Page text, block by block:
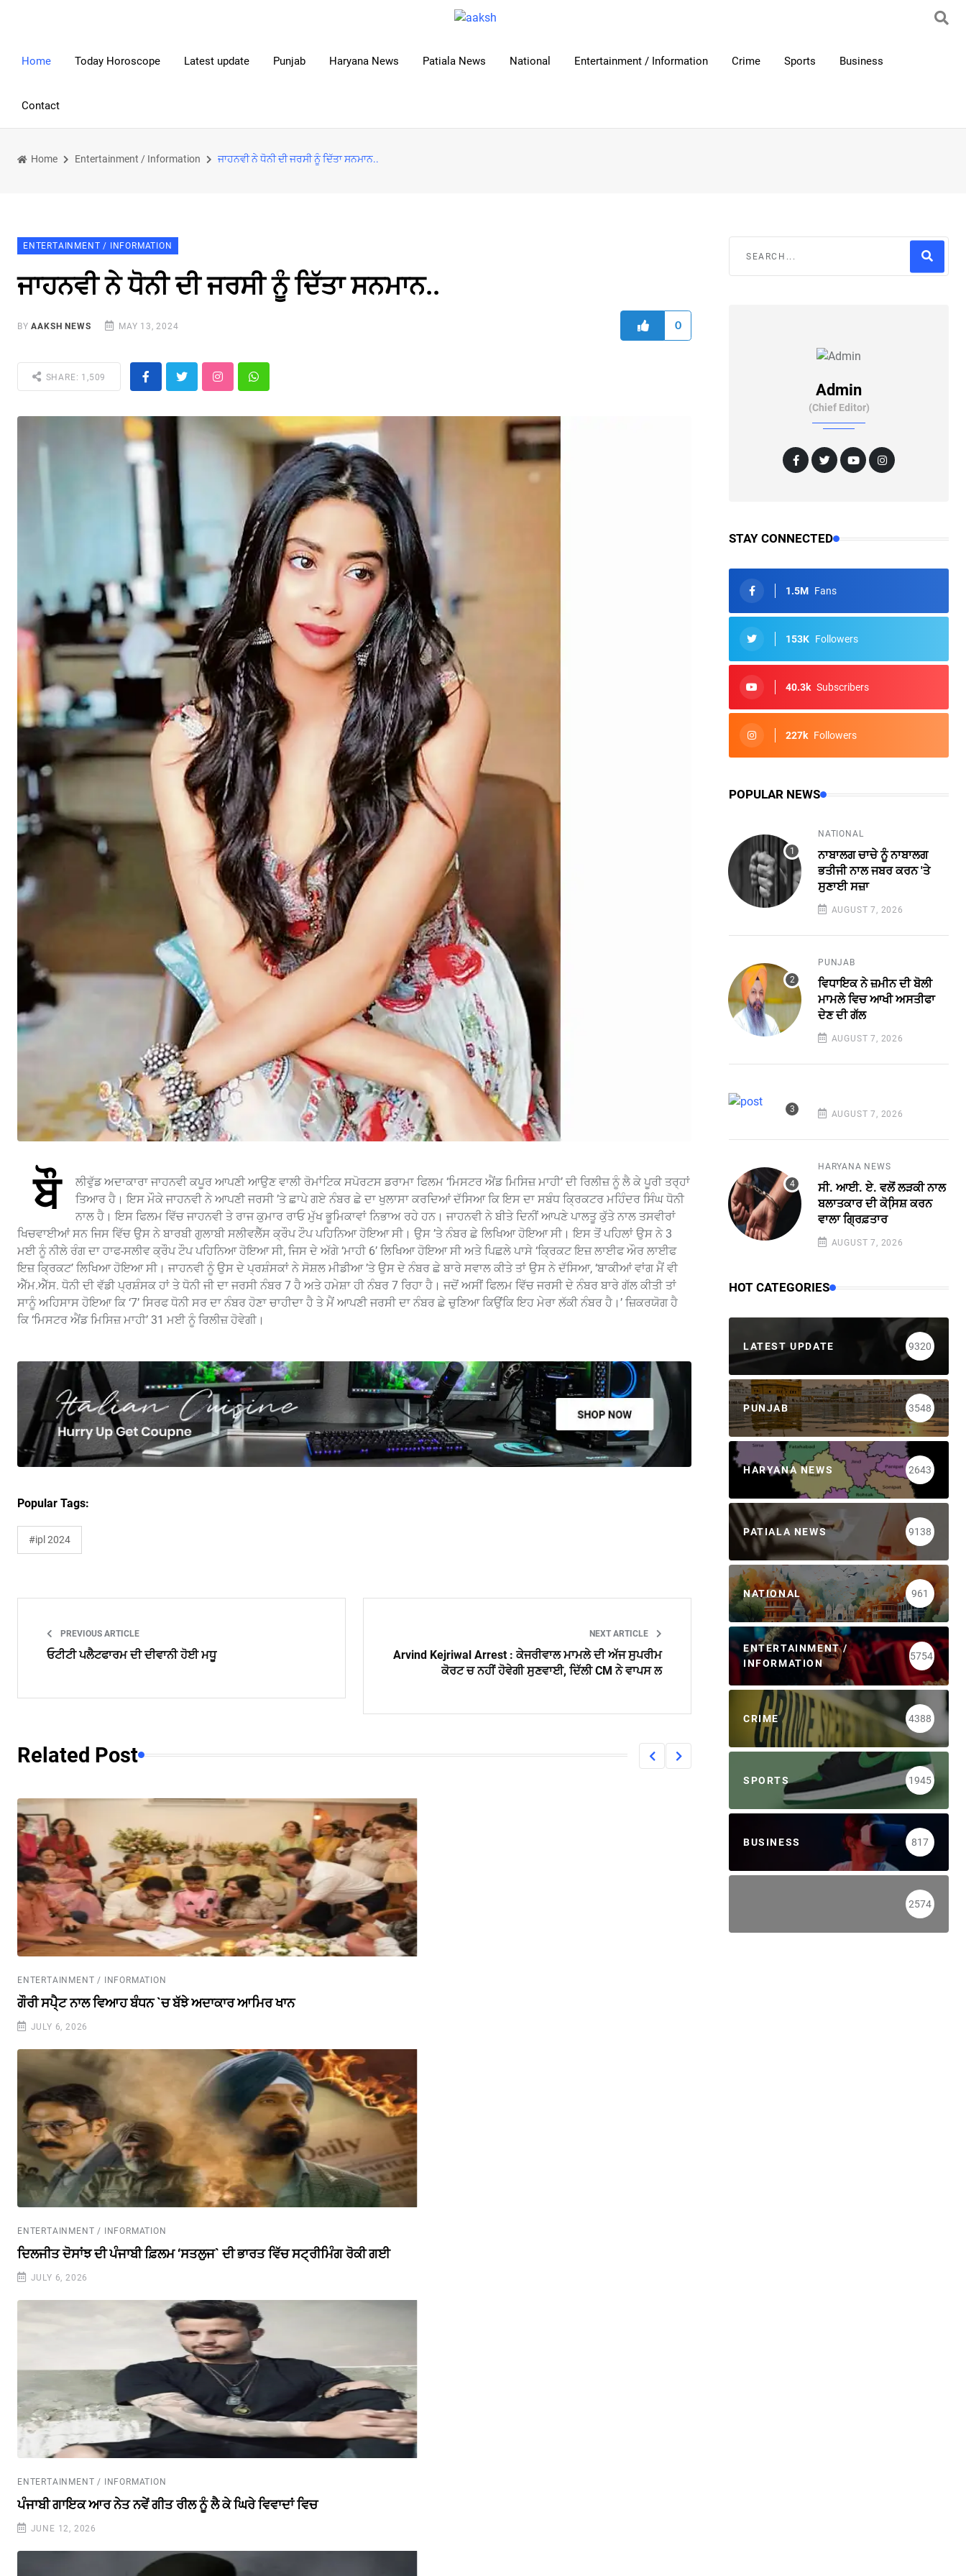
Home Today Horoscope Latest update Punjab Haryana News Patiala News National Entertainment / Information Crime Sports Business
Contact
Home Entertainment / Information ਜਾਹਨਵੀ ਨੇ ਧੋਨੀ ਦੀ ਜਰਸੀ ਨੂੰ ਦਿੱਤਾ ਸਨਮਾਨ..
ENTERTAINMENT / INFORMATION
ਜਾਹਨਵੀ ਨੇ ਧੋਨੀ ਦੀ ਜਰਸੀ ਨੂੰ ਦਿੱਤਾ ਸਨਮਾਨ..
BYAAKSH NEWS MAY 13, 2024 0
SHARE: 1,509
ਬੌ
ਲੀਵੁੱਡ ਅਦਾਕਾਰਾ ਜਾਹਨਵੀ ਕਪੂਰ ਆਪਣੀ ਆਉਣ ਵਾਲੀ ਰੋਮਾਂਟਿਕ ਸਪੋਰਟਸ ਡਰਾਮਾ ਫਿਲਮ ‘ਮਿਸਟਰ ਐਂਡ ਮਿਸਿਜ਼ ਮਾਹੀ’ ਦੀ ਰਿਲੀਜ਼ ਨੂੰ ਲੈ ਕੇ ਪੂਰੀ ਤਰ੍ਹਾਂ
ਤਿਆਰ ਹੈ। ਇਸ ਮੌਕੇ ਜਾਹਨਵੀ ਨੇ ਆਪਣੀ ਜਰਸੀ ’ਤੇ ਛਾਪੇ ਗਏ ਨੰਬਰ ਛੇ ਦਾ ਖੁਲਾਸਾ ਕਰਦਿਆਂ ਦੱਸਿਆ ਕਿ ਇਸ ਦਾ ਸਬੰਧ ਕ੍ਰਿਕਟਰ ਮਹਿੰਦਰ ਸਿੰਘ ਧੋਨੀ
ਨਾਲ ਹੈ। ਇਸ ਫਿਲਮ ਵਿੱਚ ਜਾਹਨਵੀ ਤੇ ਰਾਜ ਕੁਮਾਰ ਰਾਓ ਮੁੱਖ ਭੂਮਿਕਾਵਾਂ ਨਿਭਾਅ ਰਹੇ ਹਨ। ਜਾਹਨਵੀ ਨੇ ਬੀਤੇ ਦਿਨੀਂ ਆਪਣੇ ਪਾਲਤੂ ਕੁੱਤੇ ਨਾਲ ਤਸਵੀਰਾਂ
ਖਿਚਵਾਈਆਂ ਸਨ ਜਿਸ ਵਿੱਚ ਉਸ ਨੇ ਬਾਰਬੀ ਗੁਲਾਬੀ ਸਲੀਵਲੈੱਸ ਕ੍ਰੌਪ ਟੌਪ ਪਹਿਨਿਆ ਹੋਇਆ ਸੀ। ਉਸ ’ਤੇ ਨੰਬਰ ਛੇ ਲਿਖਿਆ ਹੋਇਆ ਸੀ। ਇਸ ਤੋਂ ਪਹਿਲਾਂ ਉਸ ਨੇ 3
ਮਈ ਨੂੰ ਨੀਲੇ ਰੰਗ ਦਾ ਹਾਫ-ਸਲੀਵ ਕ੍ਰੌਪ ਟੌਪ ਪਹਿਨਿਆ ਹੋਇਆ ਸੀ, ਜਿਸ ਦੇ ਅੱਗੇ ‘ਮਾਹੀ 6’ ਲਿਖਿਆ ਹੋਇਆ ਸੀ ਅਤੇ ਪਿਛਲੇ ਪਾਸੇ ‘ਕ੍ਰਿਕਟ ਇਜ਼ ਲਾਈਫ ਔਰ ਲਾਈਫ
ਇਜ਼ ਕ੍ਰਿਕਟ’ ਲਿਖਿਆ ਹੋਇਆ ਸੀ। ਜਾਹਨਵੀ ਨੂੰ ਉਸ ਦੇ ਪ੍ਰਸ਼ੰਸਕਾਂ ਨੇ ਸੋਸ਼ਲ ਮੀਡੀਆ ’ਤੇ ਉਸ ਦੇ ਨੰਬਰ ਛੇ ਬਾਰੇ ਸਵਾਲ ਕੀਤੇ ਤਾਂ ਉਸ ਨੇ ਦੱਸਿਆ, ‘ਬਾਕੀਆਂ ਵਾਂਗ ਮੈਂ ਵੀ
ਐੱਮ.ਐੱਸ. ਧੋਨੀ ਦੀ ਵੱਡੀ ਪ੍ਰਸ਼ੰਸਕ ਹਾਂ ਤੇ ਧੋਨੀ ਜੀ ਦਾ ਜਰਸੀ ਨੰਬਰ 7 ਹੈ ਅਤੇ ਹਮੇਸ਼ਾ ਹੀ ਨੰਬਰ 7 ਰਿਹਾ ਹੈ। ਜਦੋਂ ਅਸੀਂ ਫਿਲਮ ਵਿੱਚ ਜਰਸੀ ਦੇ ਨੰਬਰ ਬਾਰੇ ਗੱਲ ਕੀਤੀ ਤਾਂ
ਸਾਨੂੰ ਅਹਿਸਾਸ ਹੋਇਆ ਕਿ ‘7’ ਸਿਰਫ ਧੋਨੀ ਸਰ ਦਾ ਨੰਬਰ ਹੋਣਾ ਚਾਹੀਦਾ ਹੈ ਤੇ ਮੈਂ ਆਪਣੀ ਜਰਸੀ ਦਾ ਨੰਬਰ ਛੇ ਚੁਣਿਆ ਕਿਉਂਕਿ ਇਹ ਮੇਰਾ ਲੱਕੀ ਨੰਬਰ ਹੈ।’ ਜ਼ਿਕਰਯੋਗ ਹੈ
ਕਿ ‘ਮਿਸਟਰ ਐਂਡ ਮਿਸਿਜ਼ ਮਾਹੀ’ 31 ਮਈ ਨੂੰ ਰਿਲੀਜ਼ ਹੋਵੇਗੀ।
Popular Tags:
#ipl 2024
PREVIOUS ARTICLE
ਓਟੀਟੀ ਪਲੈਟਫਾਰਮ ਦੀ ਦੀਵਾਨੀ ਹੋਈ ਮਧੂ
NEXT ARTICLE
Arvind Kejriwal Arrest : ਕੇਜਰੀਵਾਲ ਮਾਮਲੇ ਦੀ ਅੱਜ ਸੁਪਰੀਮ
ਕੋਰਟ ਚ ਨਹੀਂ ਹੋਵੇਗੀ ਸੁਣਵਾਈ, ਦਿੱਲੀ CM ਨੇ ਵਾਪਸ ਲ
Related Post
ENTERTAINMENT / INFORMATION
ਗੌਰੀ ਸਪੈ੍ਟ ਨਾਲ ਵਿਆਹ ਬੰਧਨ `ਚ ਬੱਝੇ ਅਦਾਕਾਰ ਆਮਿਰ ਖਾਨ
JULY 6, 2026
ENTERTAINMENT / INFORMATION
ਦਿਲਜੀਤ ਦੋਸਾਂਝ ਦੀ ਪੰਜਾਬੀ ਫ਼ਿਲਮ ‘ਸਤਲੁਜ` ਦੀ ਭਾਰਤ ਵਿੱਚ ਸਟ੍ਰੀਮਿੰਗ ਰੋਕੀ ਗਈ
JULY 6, 2026
ENTERTAINMENT / INFORMATION
ਪੰਜਾਬੀ ਗਾਇਕ ਆਰ ਨੇਤ ਨਵੇਂ ਗੀਤ ਰੀਲ ਨੂੰ ਲੈ ਕੇ ਘਿਰੇ ਵਿਵਾਦਾਂ ਵਿਚ
JUNE 12, 2026
Admin
(Chief Editor)
STAY CONNECTED
1.5M Fans
153K Followers
40.3k Subscribers
227k Followers
POPULAR NEWS
NATIONAL
ਨਾਬਾਲਗ ਚਾਚੇ ਨੂੰ ਨਾਬਾਲਗ
ਭਤੀਜੀ ਨਾਲ ਜਬਰ ਕਰਨ 'ਤੇ
ਸੁਣਾਈ ਸਜ਼ਾ
AUGUST 7, 2026
PUNJAB
ਵਿਧਾਇਕ ਨੇ ਜ਼ਮੀਨ ਦੀ ਬੋਲੀ
ਮਾਮਲੇ ਵਿਚ ਆਖੀ ਅਸਤੀਫਾ
ਦੇਣ ਦੀ ਗੱਲ
AUGUST 7, 2026
AUGUST 7, 2026
HARYANA NEWS
ਸੀ. ਆਈ. ਏ. ਵਲੋਂ ਲੜਕੀ ਨਾਲ
ਬਲਾਤਕਾਰ ਦੀ ਕੋਸਿ਼ਸ਼ ਕਰਨ
ਵਾਲਾ ਗ੍ਰਿਫ਼ਤਾਰ
AUGUST 7, 2026
HOT CATEGORIES
LATEST UPDATE 9320
PUNJAB 3548
HARYANA NEWS 2643
PATIALA NEWS 9138
NATIONAL 961
ENTERTAINMENT /
INFORMATION
5754
CRIME 4388
SPORTS 1945
BUSINESS 817
2574